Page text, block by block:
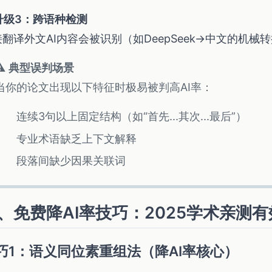
级3：跨语种检测
翻译外文AI内容会被识别（如DeepSeek→中文的机械
典型误判场景
你的论文出现以下特征时极易被判高AI率：
连续3句以上固定结构（如“首先...其次...最后”）
专业术语缺乏上下文解释
段落间缺少因果关联词
免费降AI率技巧：2025学术亲测
1：语义同位素重组法（降AI率核心）